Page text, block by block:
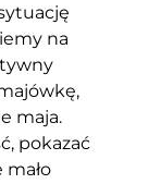
na
maja.
pokazać